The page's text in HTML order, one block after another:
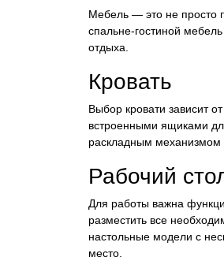
Мебель — это не просто
спальне-гостиной
отдыха.
Кровать
Выбор кровати зависит
встроенными ящиками
раскладным механизмом
Рабочий
Для работы важна
разместить все
настольные модели с
место.